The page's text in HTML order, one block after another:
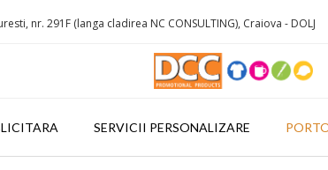
nr. 291F (langa cladirea NC CONSULTING), Craiova - DOLJ
SERVICII PERSONALIZARE